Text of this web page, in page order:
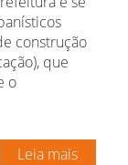
construção
que
o
Leia mais